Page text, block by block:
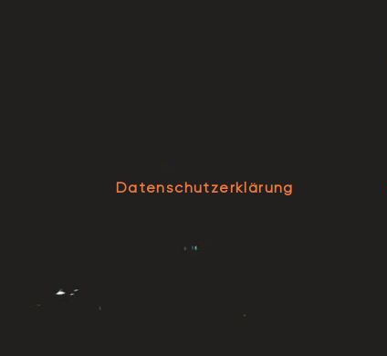
Datenschutzerklärung